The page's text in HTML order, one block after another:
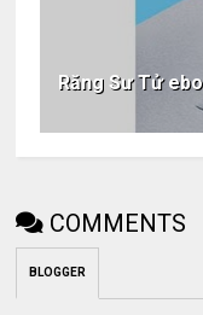
Răng Sư Tử
COMMENTS
BLOGGER